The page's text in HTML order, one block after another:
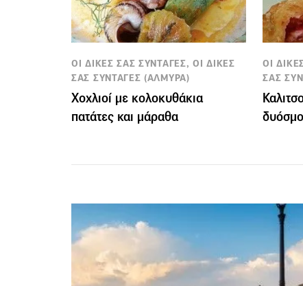
ΟΙ ΔΙΚΕΣ ΣΑΣ ΣΥΝΤΑΓΕΣ, ΟΙ ΔΙΚΕΣ
ΣΑΣ ΣΥΝΤΑΓΕΣ (ΑΛΜΥΡΑ)
Χοχλιοί με κολοκυθάκια
πατάτες και μάραθα
ΟΙ
ΣΑΣ